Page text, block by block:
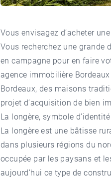
Vous envisagez d’acheter une
Vous recherchez une grande
en campagne pour en faire
agence immobilière Bordeaux
Bordeaux, des maisons
projet d’acquisition de bien
La longère, symbole
La longère est une bâtisse
dans plusieurs régions du
occupée par les paysans et
aujourd’hui ce type de